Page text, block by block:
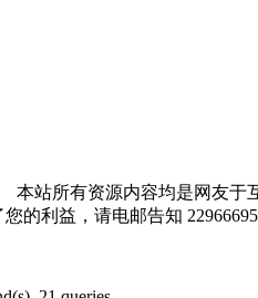
本站所有资源内容均是网友于
的利益，请电邮告知